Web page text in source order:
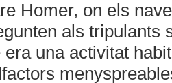
Homer, on els
als tripulants
una activitat